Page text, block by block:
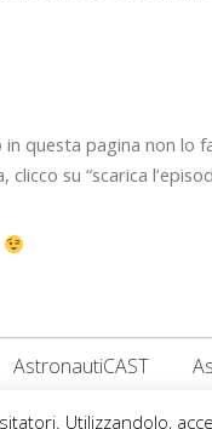
questa pagina non lo
su “scarica
AstronautiCAST
Utilizzandolo,